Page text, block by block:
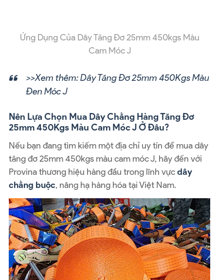
Ứng Dụng Của Dây Tăng Đơ 25mm 450kgs Màu
Cam Móc J
>>Xem thêm:Dây Tăng Đơ 25mm 450Kgs Màu
Đen Móc J
Nên Lựa Chọn Mua Dây Chằng Hàng Tăng Đơ
25mm 450Kgs Màu Cam Móc J Ở Đâu?
Nếu bạn đang tìm kiếm một địa chỉ uy tín để mua dây
tăng đơ 25mm 450kgs màu cam móc J, hãy đến với
Provina thương hiệu hàng đầu trong lĩnh vựcdây
chằng buộc, nâng hạ hàng hóa tại Việt Nam.